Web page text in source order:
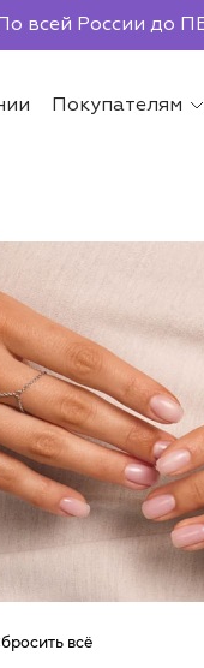
всей России до
Покупателям
всё